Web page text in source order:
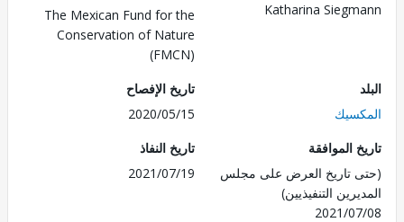
Katharina
The Mexican Fund for the
Conservation of Nature
تاريخ الإفصاح
2020/05/15
الموافقة
تاريخ العرض على مجلس
التنفيذيين)
2021/
تاريخ النفاذ
2021/07/19